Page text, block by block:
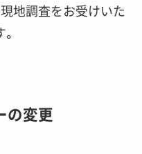
地調査をお受けいた
の変更